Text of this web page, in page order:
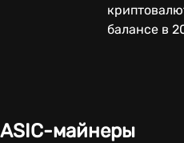
балансе в
ASIC-майнеры